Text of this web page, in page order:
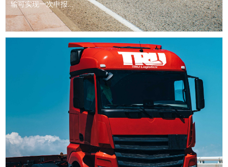
查看详情 >>
输可实现一次申报...
TIR & 跨境公路运输